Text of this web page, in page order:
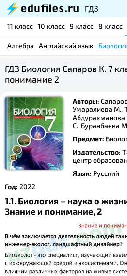
11 класс 10 класс 9 класс 8 класс
Алгебра Английский язык
ГДЗ Биология Сапаров К. 7
понимание 2
Авторы:
Умаралиева М.,
Абдурахманова
С., Буранбаева
Предмет:
Издательство:
центр
Язык: Русский
Год: 2022
1.1. Биология – наука о
Знание и понимание, 2